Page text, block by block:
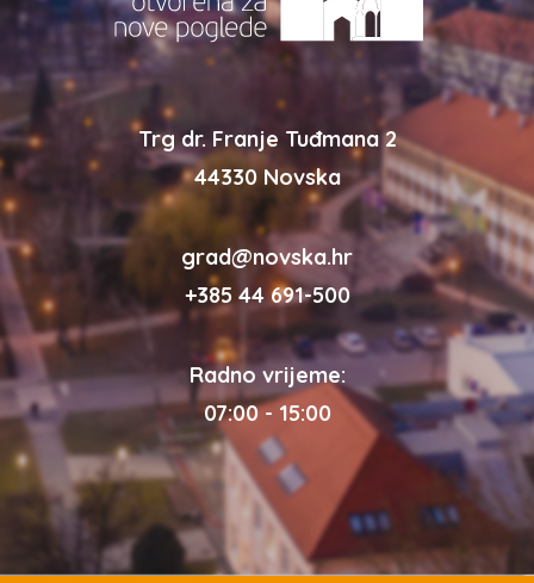
Trg dr. Franje Tuđmana 2
44330 Novska
grad@novska.hr
+385 44 691-500
Radno vrijeme:
07:00 - 15:00